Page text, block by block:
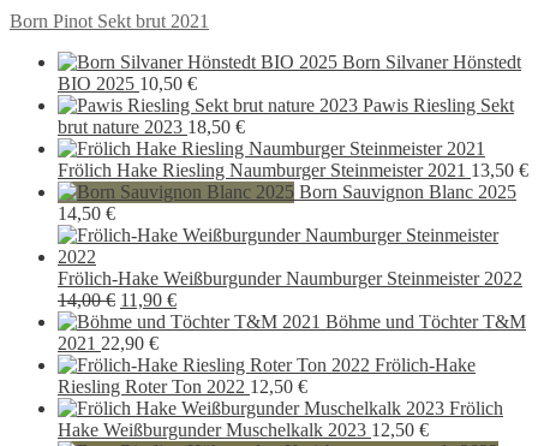
Beitragsnavigation
Vorheriger
Born Pinot Sekt brut 2021
Born Silvaner Hönstedt
BIO 2025 10,50 €
Pawis Riesling Sekt
brut nature 2023 18,50 €
Frölich Hake Riesling Naumburger Steinmeister 2021 13,50 €
Born Sauvignon Blanc 2025
14,50 €
Frölich-Hake Weißburgunder Naumburger Steinmeister 2022
14,00€ Ursprünglicher
Preis
war:
14,00 €
11,90 €Aktueller
Preis
11,90 €.
Böhme und Töchter T&M
2021 22,90 €
Frölich-Hake
Riesling Roter Ton 2022 12,50 €
Frölich
Hake Weißburgunder Muschelkalk 2023 12,50 €